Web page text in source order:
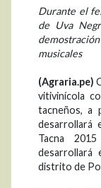
Durante el
de Uva
musicales
(Agraria.pe)
vitivinícola
tacneños, a
desarrollará
Tacna
desarrollará
distrito de